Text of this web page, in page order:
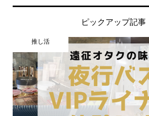
ピックアップ記事
推し活